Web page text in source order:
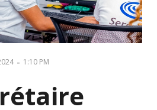
- 1:10 PM